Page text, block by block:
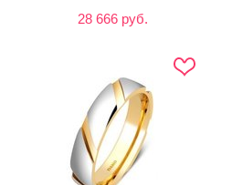
28 666 руб.